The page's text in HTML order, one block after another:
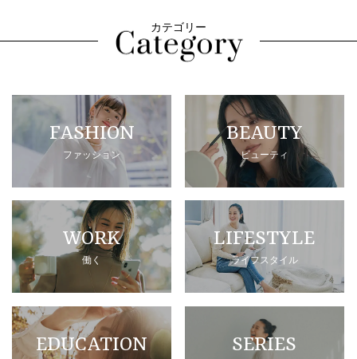
カテゴリー
FASHION
ファッション
BEAUTY
ビューティ
WORK
働く
LIFESTYLE
ライフスタイル
EDUCATION SERIES